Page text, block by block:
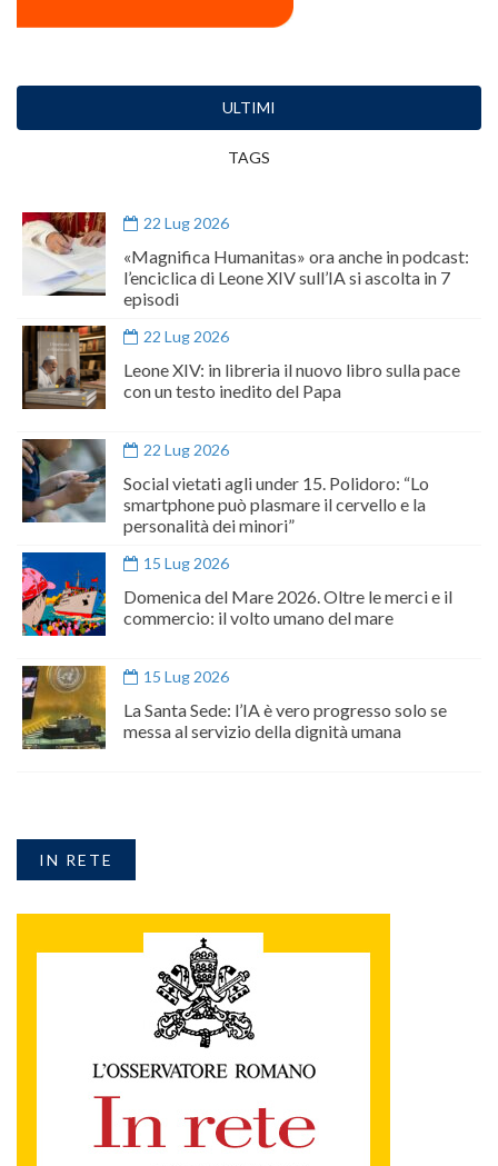
ULTIMI
TAGS
22 Lug 2026
«Magnifica Humanitas» ora anche in podcast:
l’enciclica di Leone XIV sull’IA si ascolta in 7
episodi
22 Lug 2026
Leone XIV: in libreria il nuovo libro sulla pace
con un testo inedito del Papa
22 Lug 2026
Social vietati agli under 15. Polidoro: “Lo
smartphone può plasmare il cervello e la
personalità dei minori”
15 Lug 2026
Domenica del Mare 2026. Oltre le merci e il
commercio: il volto umano del mare
15 Lug 2026
La Santa Sede: l’IA è vero progresso solo se
messa al servizio della dignità umana
IN RETE